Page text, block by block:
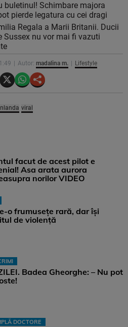
buletinul! Schimbare majora
pierde legatura cu cei dragi
Regala a Marii Britanii. Ducii
Sussex nu vor mai fi vazuti
Autor: madalina m. Lifestyle
viral
facut de acest pilot e
Asa arata aurora
norilor VIDEO
o frumusețe rară, dar își
de violență
Badea Gheorghe: – Nu pot
DOCTORE